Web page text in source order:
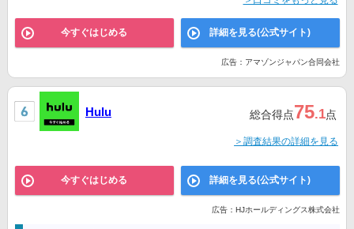
今すぐはじめる 詳細を見る(公式サイト)
広告：アマゾンジャパン合同会社
Hulu 総合得点75.1点
＞調査結果の詳細を見る
今すぐはじめる 詳細を見る(公式サイト)
広告：HJホールディングス株式会社